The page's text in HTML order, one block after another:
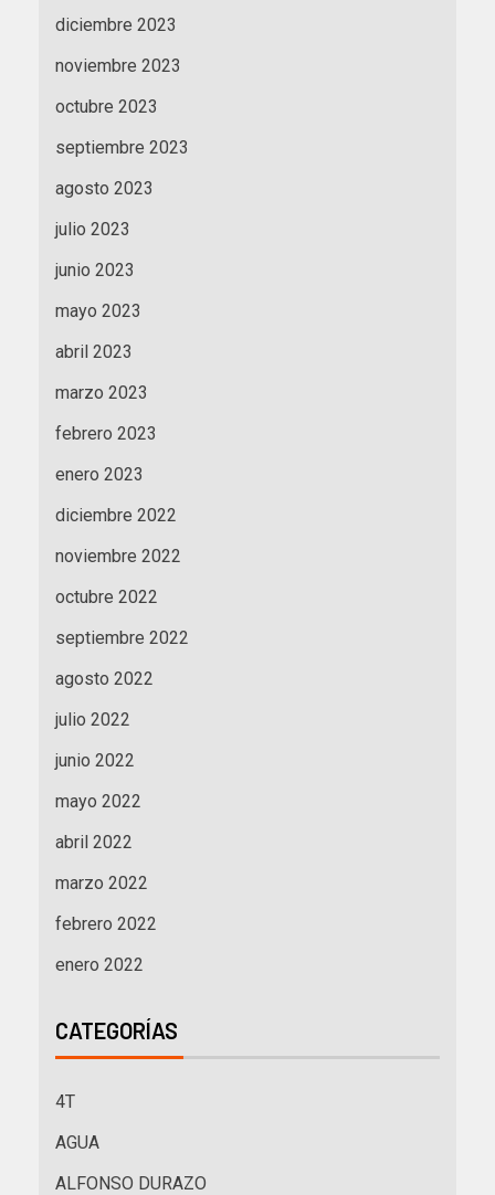
diciembre 2023
noviembre 2023
octubre 2023
septiembre 2023
agosto 2023
julio 2023
junio 2023
mayo 2023
abril 2023
marzo 2023
febrero 2023
enero 2023
diciembre 2022
noviembre 2022
octubre 2022
septiembre 2022
agosto 2022
julio 2022
junio 2022
mayo 2022
abril 2022
marzo 2022
febrero 2022
enero 2022
CATEGORÍAS
4T
AGUA
ALFONSO DURAZO